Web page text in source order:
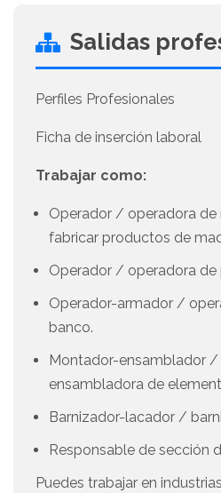
Salidas
Perfiles Profesionales
Ficha de inserción laboral
Trabajar como:
Operador / operadora de
fabricar productos de
Operador / operadora de
Operador-armador /
banco.
Montador-ensamblador
ensambladora de
Barnizador-lacador /
Responsable de sección
Puedes trabajar en